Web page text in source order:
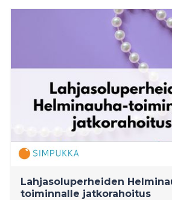
tavalla. Lahjoituksella edistetään
lapsettomien hyvinvointia.
Lahjasoluperheiden
toiminnalle jatkorahoitus